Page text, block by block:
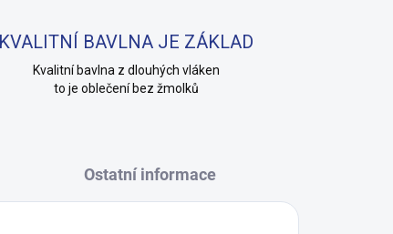
KVALITNÍ BAVLNA JE ZÁKLAD
Kvalitní bavlna z dlouhých vláken
to je oblečení bez žmolků
Ostatní informace